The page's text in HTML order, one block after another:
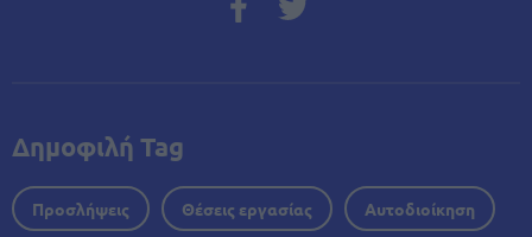
Δημοφιλή Tag
Προσλήψεις Θέσεις εργασίας Αυτοδιοίκηση